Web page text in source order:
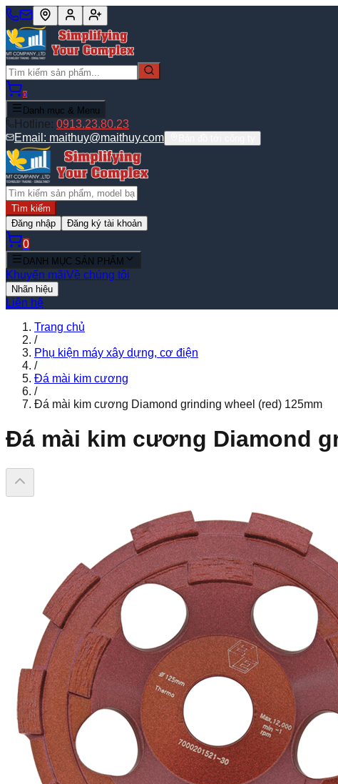
0
Danh mục & Menu
Hotline: 0913.23.80.23
Email: maithuy@maithuy.com
Tìm kiếm
Đăng nhập
Đăng ký tài khoản
0
DANH MỤC SẢN PHẨM
Khuyến mãiVề chúng tôi
Nhãn hiệu
Liên hệ
Trang chủ
/
Phụ kiện máy xây dựng, cơ điện
/
Đá mài kim cương
/
Đá mài kim cương Diamond grinding wheel (red) 125mm
Đá mài kim cương Diamond